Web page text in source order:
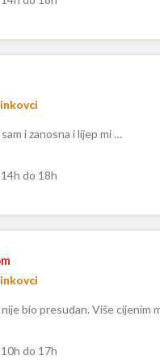
i zanosna i lijep mi …
do 18h
nije bio presudan. Više cijenim
do 17h